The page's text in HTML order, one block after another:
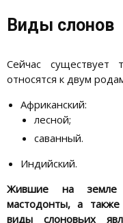
Виды слонов
Сейчас существует
относятся к двум
Африканский:
лесной;
саванный.
Индийский.
Жившие на земле
мастодонты, а
виды слоновьих